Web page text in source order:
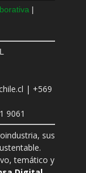
|
| +569
9061
sus
temático y